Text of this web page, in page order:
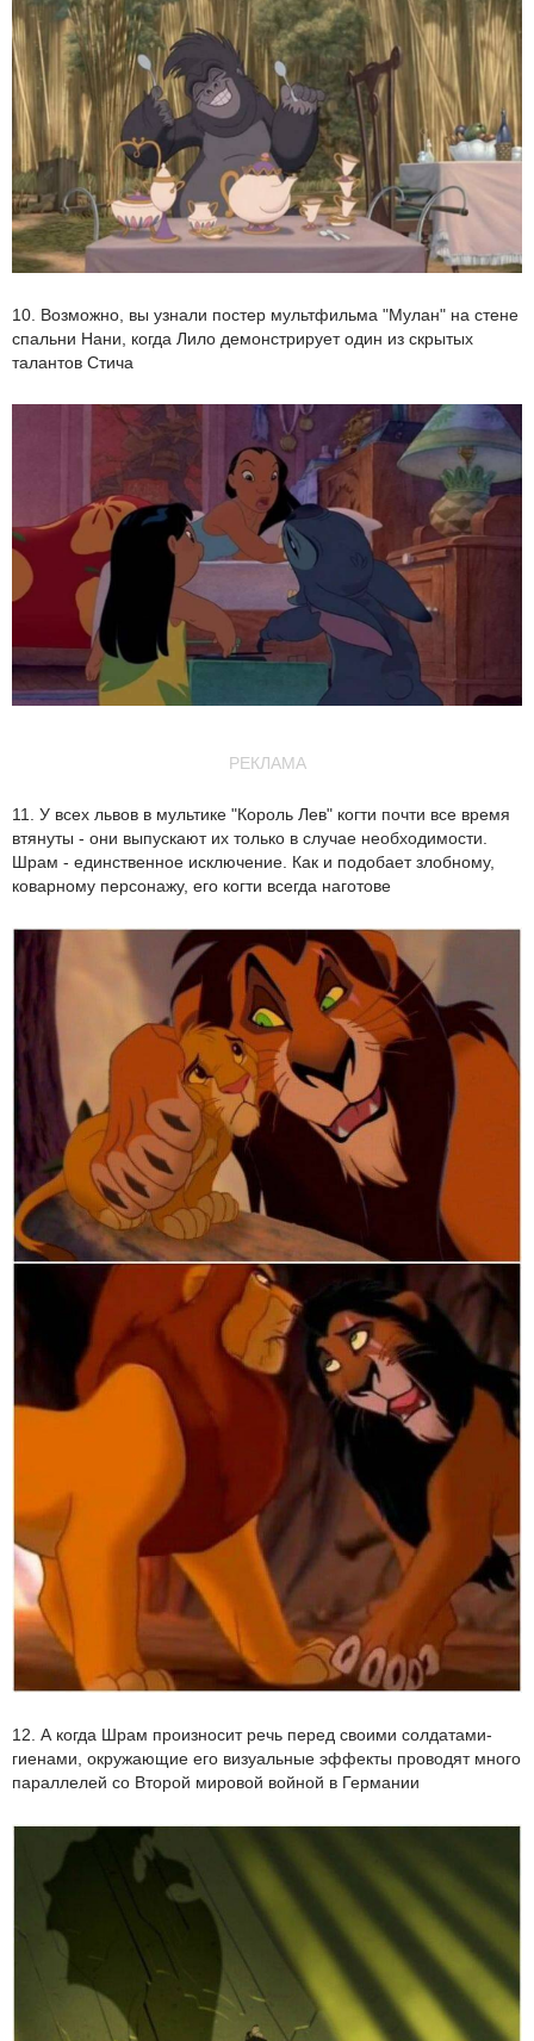
10. Возможно, вы узнали постер мультфильма "Мулан" на стене
спальни Нани, когда Лило демонстрирует один из скрытых
талантов Стича
РЕКЛАМА
11. У всех львов в мультике "Король Лев" когти почти все время
втянуты - они выпускают их только в случае необходимости.
Шрам - единственное исключение. Как и подобает злобному,
коварному персонажу, его когти всегда наготове
12. А когда Шрам произносит речь перед своими солдатами-
гиенами, окружающие его визуальные эффекты проводят много
параллелей со Второй мировой войной в Германии